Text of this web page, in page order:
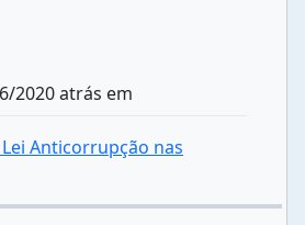
2020 atrás em
Anticorrupção nas